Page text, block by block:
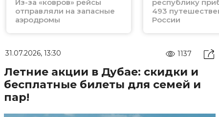
Из-за «ковров» рейсы
отправляли на запасные
аэродромы
республику
493
России
31.07.2026, 13:30 1137
Летние акции в Дубае: скидки и
бесплатные билеты для семей и
пар!